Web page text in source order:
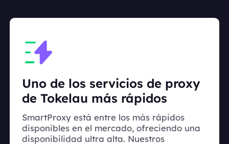
Uno de los servicios de proxy
de Tokelau más rápidos
SmartProxy está entre los más rápidos
disponibles en el mercado, ofreciendo una
disponibilidad ultra alta. Nuestros